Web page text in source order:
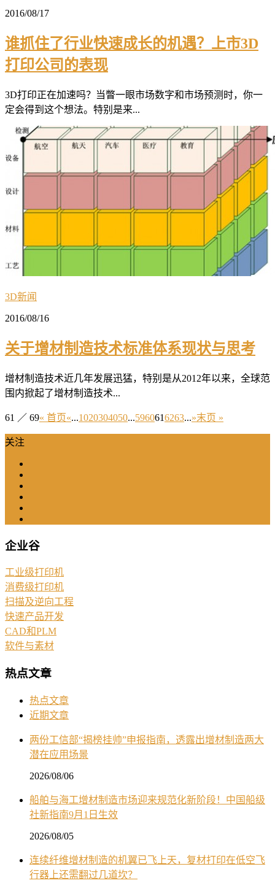
2016/08/17
谁抓住了行业快速成长的机遇？上市3D
打印公司的表现
3D打印正在加速吗？当瞥一眼市场数字和市场预测时，你一
定会得到这个想法。特别是来...
3D新闻
2016/08/16
关于增材制造技术标准体系现状与思考
增材制造技术近几年发展迅猛，特别是从2012年以来，全球范
围内掀起了增材制造技术...
61 ／ 69« 首页«...1020304050...5960616263...»末页 »
关注
企业谷
工业级打印机
消费级打印机
扫描及逆向工程
快速产品开发
CAD和PLM
软件与素材
热点文章
热点文章
近期文章
两份工信部“揭榜挂帅”申报指南，透露出增材制造两大
潜在应用场景
2026/08/06
船舶与海工增材制造市场迎来规范化新阶段！中国船级
社新指南9月1日生效
2026/08/05
连续纤维增材制造的机翼已飞上天，复材打印在低空飞
行器上还需翻过几道坎？